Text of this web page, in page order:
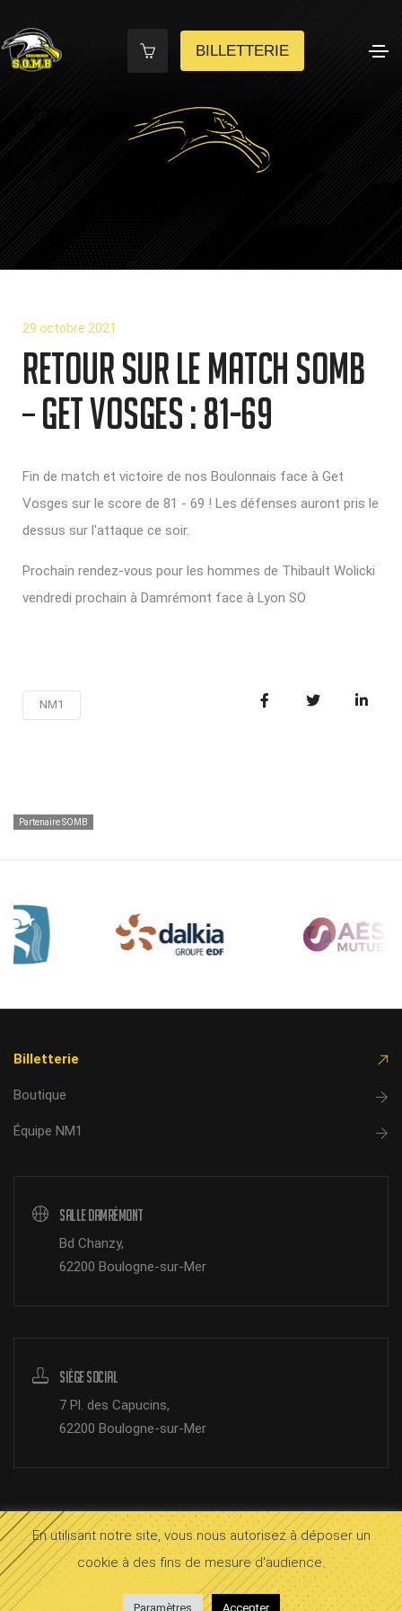
BILLETTERIE
29 octobre 2021
Retour sur le match SOMB
– GET VOSGES : 81-69
Fin de match et victoire de nos Boulonnais face à Get
Vosges sur le score de 81 - 69 ! Les défenses auront pris le
dessus sur l'attaque ce soir.
Prochain rendez-vous pour les hommes de Thibault Wolicki
vendredi prochain à Damrémont face à Lyon SO
NM1
Partenaire SOMB
Billetterie
Boutique
Équipe NM1
Salle Damrémont
Bd Chanzy,
62200 Boulogne-sur-Mer
Siège Social
7 Pl. des Capucins,
62200 Boulogne-sur-Mer
© 2026 SOMB Boulogne. Mentions légales
bloop InOctet
En utilisant notre site, vous nous autorisez à déposer un
cookie à des fins de mesure d'audience.
Paramètres Accepter